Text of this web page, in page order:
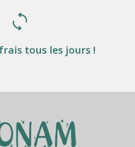
tous les jours !